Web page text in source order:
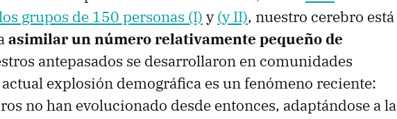
grupos de 150 personas (I) y(y II), nuestro cerebro está
asimilar un número relativamente pequeño de
antepasados se desarrollaron en comunidades
explosión demográfica es un fenómeno reciente:
no han evolucionado desde entonces, adaptándose a la